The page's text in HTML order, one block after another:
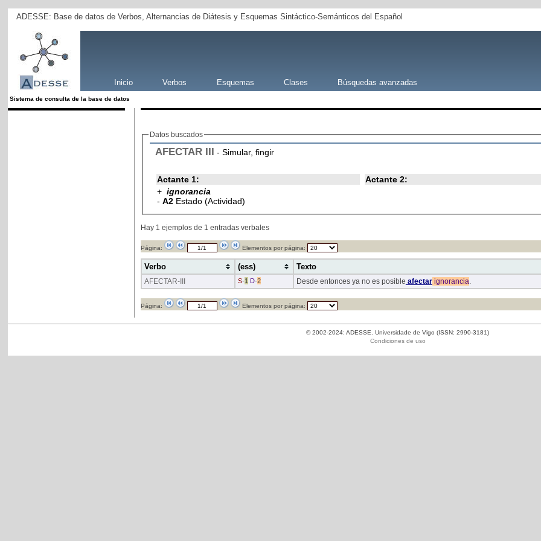
ADESSE: Base de datos de Verbos, Alternancias de Diátesis y Esquemas Sintáctico-Semánticos del Español
Inicio Verbos Esquemas Clases Búsquedas avanzadas
Sistema de consulta de la base de datos
Datos buscados
AFECTAR III - Simular, fingir
Actante 1:
+ ignorancia
- A2Estado (Actividad)
Actante 2:
Hay 1 ejemplos de 1 entradas verbales
Página: Elementos por página:
Verbo (ess) Texto
AFECTAR-III S-1 D-2 Desde entonces ya no es posible afectarignorancia.
Página: Elementos por página:
© 2002-2024: ADESSE. Universidade de Vigo (ISSN: 2990-3181)
Condiciones de uso